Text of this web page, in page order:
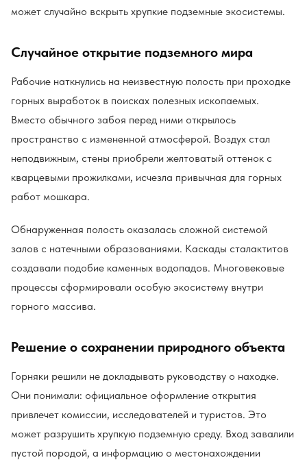
может случайно вскрыть хрупкие подземные экосистемы.
Случайное открытие подземного мира
Рабочие наткнулись на неизвестную полость при проходке
горных выработок в поисках полезных ископаемых.
Вместо обычного забоя перед ними открылось
пространство с измененной атмосферой. Воздух стал
неподвижным, стены приобрели желтоватый оттенок с
кварцевыми прожилками, исчезла привычная для горных
работ мошкара.
Обнаруженная полость оказалась сложной системой
залов с натечными образованиями. Каскады сталактитов
создавали подобие каменных водопадов. Многовековые
процессы сформировали особую экосистему внутри
горного массива.
Решение о сохранении природного объекта
Горняки решили не докладывать руководству о находке.
Они понимали: официальное оформление открытия
привлечет комиссии, исследователей и туристов. Это
может разрушить хрупкую подземную среду. Вход завалили
пустой породой, а информацию о местонахождении